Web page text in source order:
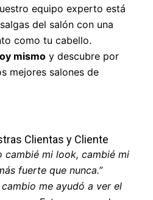
equipo experto está
del salón con una
como tu cabello.
mismoy descubre por
mejores salones de
Clientas y Cliente
cambié mi look, cambié mi
fuerte que nunca.”
cambio me ayudó a ver el